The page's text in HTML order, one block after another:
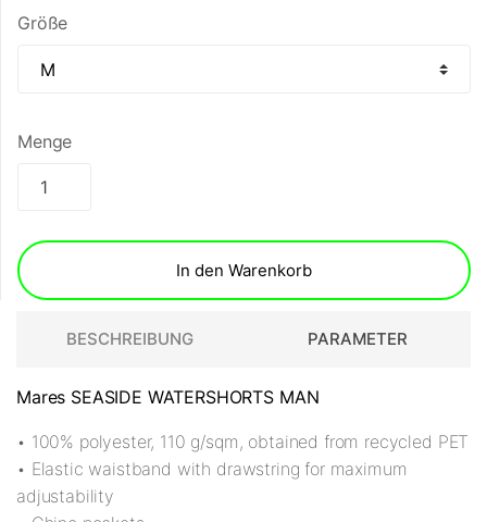
Größe
Menge
In den Warenkorb
BESCHREIBUNG PARAMETER
Mares SEASIDE WATERSHORTS MAN
• 100% polyester, 110 g/sqm, obtained from recycled PET
• Elastic waistband with drawstring for maximum
adjustability